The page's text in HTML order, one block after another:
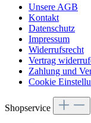
Unsere AGB
Kontakt
Datenschutz
Impressum
Widerrufsrecht
Vertrag
Zahlung und
Cookie
Shopservice